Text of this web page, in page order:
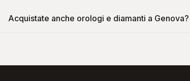
Acquistate anche orologi e diamanti a Genova?